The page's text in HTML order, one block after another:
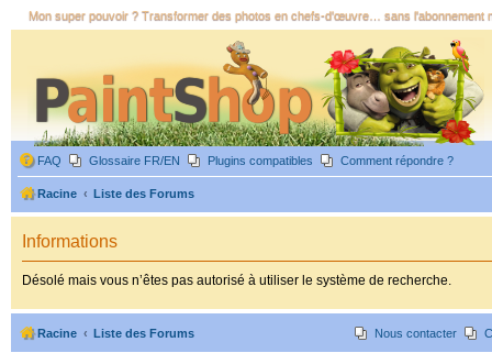
Mon super pouvoir ? Transformer des photos en chefs-d'œuvre… sans l'abonnement
FAQ Glossaire FR/EN Plugins compatibles Comment répondre ?
Racine Liste des Forums
Informations
Désolé mais vous n’êtes pas autorisé à utiliser le système de recherche.
Racine Liste des Forums Nous contacter